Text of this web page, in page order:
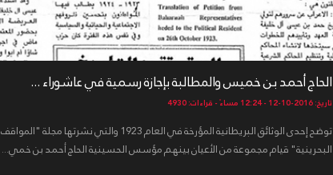
الحاج أحمد بن خميس والمطالبة بإجازة رسمية في عاشوراء ...
تاريخ: 2016-10-12 - 12:24 مساءً - قراءات: 4930
توضح إحدى الوثائق البريطانية المؤرخة في العام 1923 والتي نشرتها مجلة "المواقف
البحرينية" قيام مجموعة من الأعيان بينهم مؤسس الحسينية الحاج أحمد بن خمي...